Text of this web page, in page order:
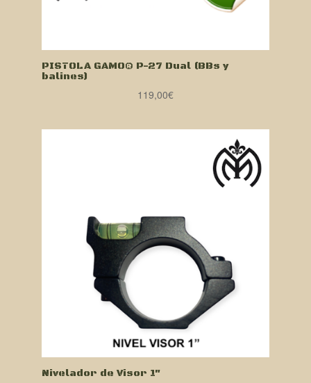
PISTOLA GAMO® P-27 Dual (BBs y
balines)
119,00€
Nivelador de Visor 1″